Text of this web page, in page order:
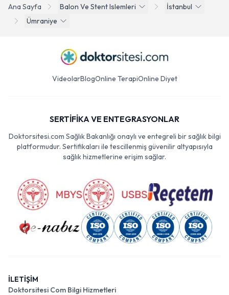
Ana Sayfa Balon Ve Stent Islemleri
İstanbul
Ümraniye
VideolarBlogOnline TerapiOnline Diyet
SERTİFİKA VE ENTEGRASYONLAR
Doktorsitesi.com Sağlık Bakanlığı onaylı ve entegreli bir sağlık bilgi
platformudur. Sertifikaları ile tescillenmiş güvenilir altyapısıyla
sağlık hizmetlerine erişim sağlar.
İLETİŞİM
Doktorsitesi Com Bilgi Hizmetleri